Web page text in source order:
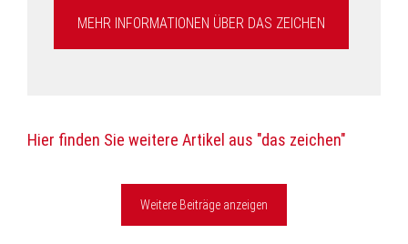
MEHR INFORMATIONEN ÜBER DAS ZEICHEN
Hier finden Sie weitere Artikel aus "das zeichen"
Weitere Beiträge anzeigen